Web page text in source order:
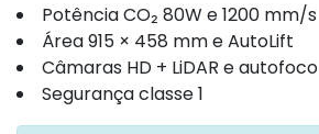
Potência CO₂ 80W e 1200 mm/s
Área 915 × 458 mm e AutoLift
Câmaras HD + LiDAR e autofoco
Segurança classe 1